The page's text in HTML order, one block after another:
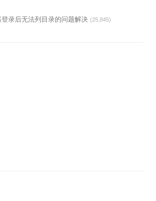
录后无法列目录的问题解决 (25,845)